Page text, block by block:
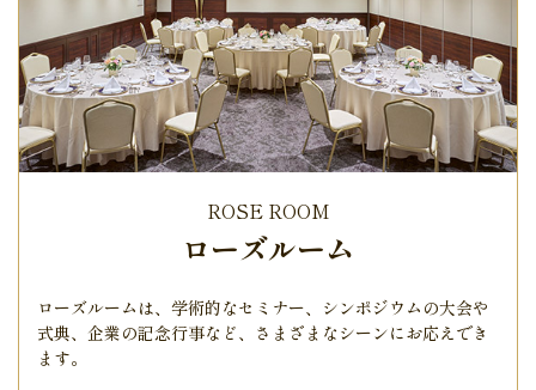
ROSE ROOM
ローズルーム
ローズルームは、学術的なセミナー、シンポジウムの大会や
式典、 企業の記念行事など、さまざまなシーンにお応えでき
ます。